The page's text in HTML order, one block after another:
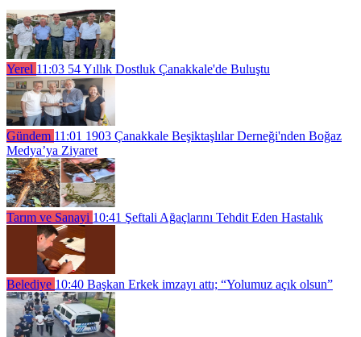
Yerel 11:03 54 Yıllık Dostluk Çanakkale'de Buluştu
Gündem 11:01 1903 Çanakkale Beşiktaşlılar Derneği'nden Boğaz
Medya’ya Ziyaret
Tarım ve Sanayi 10:41 Şeftali Ağaçlarını Tehdit Eden Hastalık
Belediye 10:40 Başkan Erkek imzayı attı; “Yolumuz açık olsun”